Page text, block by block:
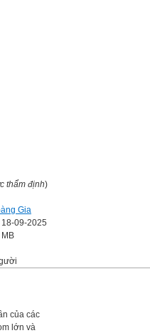
thẩm định)
Gia
09-2025
của các
lớn và